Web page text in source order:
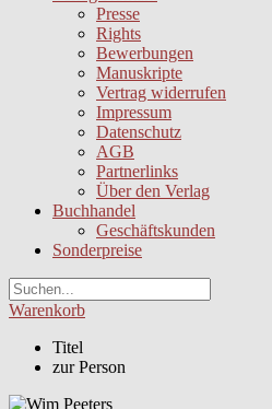
Presse
Rights
Bewerbungen
Manuskripte
Vertrag widerrufen
Impressum
Datenschutz
AGB
Partnerlinks
Über den Verlag
Buchhandel
Geschäftskunden
Sonderpreise
Warenkorb
Titel
zur Person